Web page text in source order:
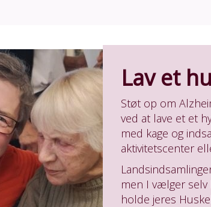
Lav et
Støt op om
ved at lave et et
med kage og
aktivitetscenter
men I vælger selv
holde jeres